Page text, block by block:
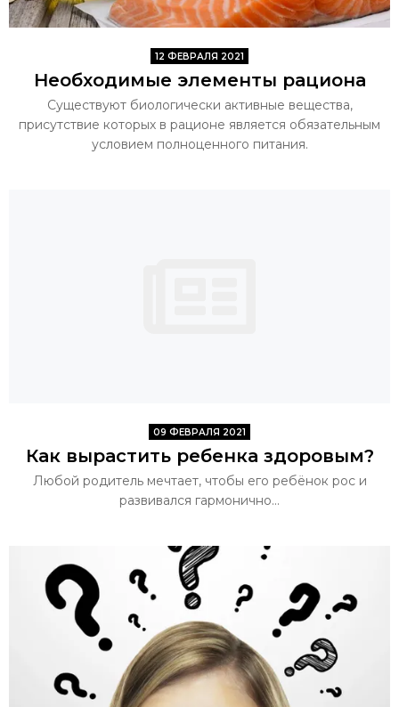
12 ФЕВРАЛЯ 2021
Необходимые элементы рациона
Существуют биологически активные вещества,
присутствие которых в рационе является обязательным
условием полноценного питания.
09 ФЕВРАЛЯ 2021
Как вырастить ребенка здоровым?
Любой родитель мечтает, чтобы его ребёнок рос и
развивался гармонично...